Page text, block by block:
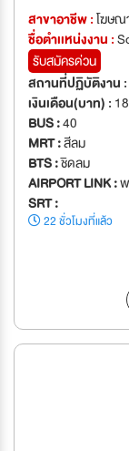
สาขาอาชีพ :โฆษ
ชื่อตำเเหน่งงาน :
รับสมัครด่วน
สถานที่ปฏิบัติงาน :
เงินเดือน(บาท) :
BUS :40
MRT :สีลม
BTS :ชิดลม
AIRPORT LINK :
SRT :
22 ชั่วโมงที่แล้ว